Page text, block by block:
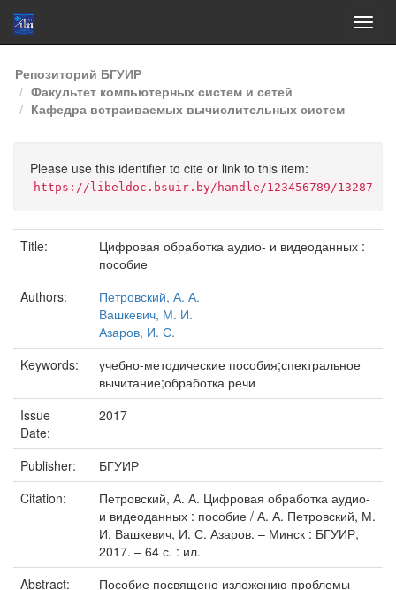
Skip
navigation
Репозиторий БГУИР
Факультет компьютерных систем и сетей
Кафедра встраиваемых вычислительных систем
Please use this identifier to cite or link to this item:
https://libeldoc.bsuir.by/handle/123456789/13287
Title:
Цифровая обработка аудио- и видеоданных :
пособие
Authors:
Петровский, А. А.
Вашкевич, М. И.
Азаров, И. С.
Keywords:
учебно-методические пособия;спектральное
вычитание;обработка речи
Issue
Date:
2017
Publisher:
БГУИР
Citation:
Петровский, А. А. Цифровая обработка аудио-
и видеоданных : пособие / А. А. Петровский, М.
И. Вашкевич, И. С. Азаров. – Минск : БГУИР,
2017. – 64 с. : ил.
Abstract:
Пособие посвящено изложению проблемы